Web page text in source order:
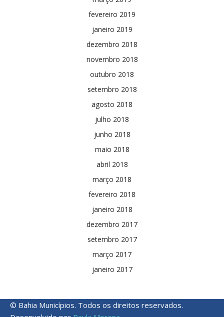
fevereiro 2019
janeiro 2019
dezembro 2018
novembro 2018
outubro 2018
setembro 2018
agosto 2018
julho 2018
junho 2018
maio 2018
abril 2018
março 2018
fevereiro 2018
janeiro 2018
dezembro 2017
setembro 2017
março 2017
janeiro 2017
© Bahia Municípios. Todos os direitos reservados.